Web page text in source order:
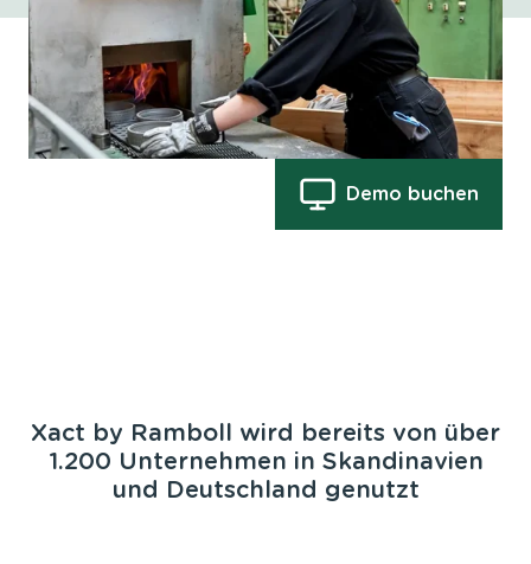
Demo buchen
Xact by Ramboll wird bereits von über
1.200 Unternehmen in Skandinavien
und Deutschland genutzt